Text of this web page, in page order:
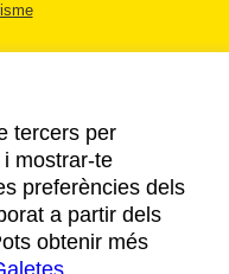
tercers per
mostrar-te
preferències dels
a partir dels
obtenir més